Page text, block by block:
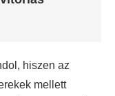
hiszen az
mellett